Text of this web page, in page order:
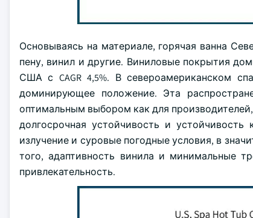
Основываясь на материале, горячая ванна
пену, винил и другие. Виниловые покрытия
США с CAGR 4,5%. В североамериканском
доминирующее положение. Эта
оптимальным выбором как для
долгосрочная устойчивость и
излучение и суровые погодные условия, в
того, адаптивность винила и минимальные
привлекательность.